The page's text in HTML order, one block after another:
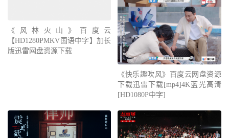
《风林火山》百度云
【HD1280PMKV国语中字】加长
版迅雷网盘资源下载
《快乐趣吹风》百度云网盘资源
下载迅雷下载[mp4]4K蓝光高清
[HD1080P中字]